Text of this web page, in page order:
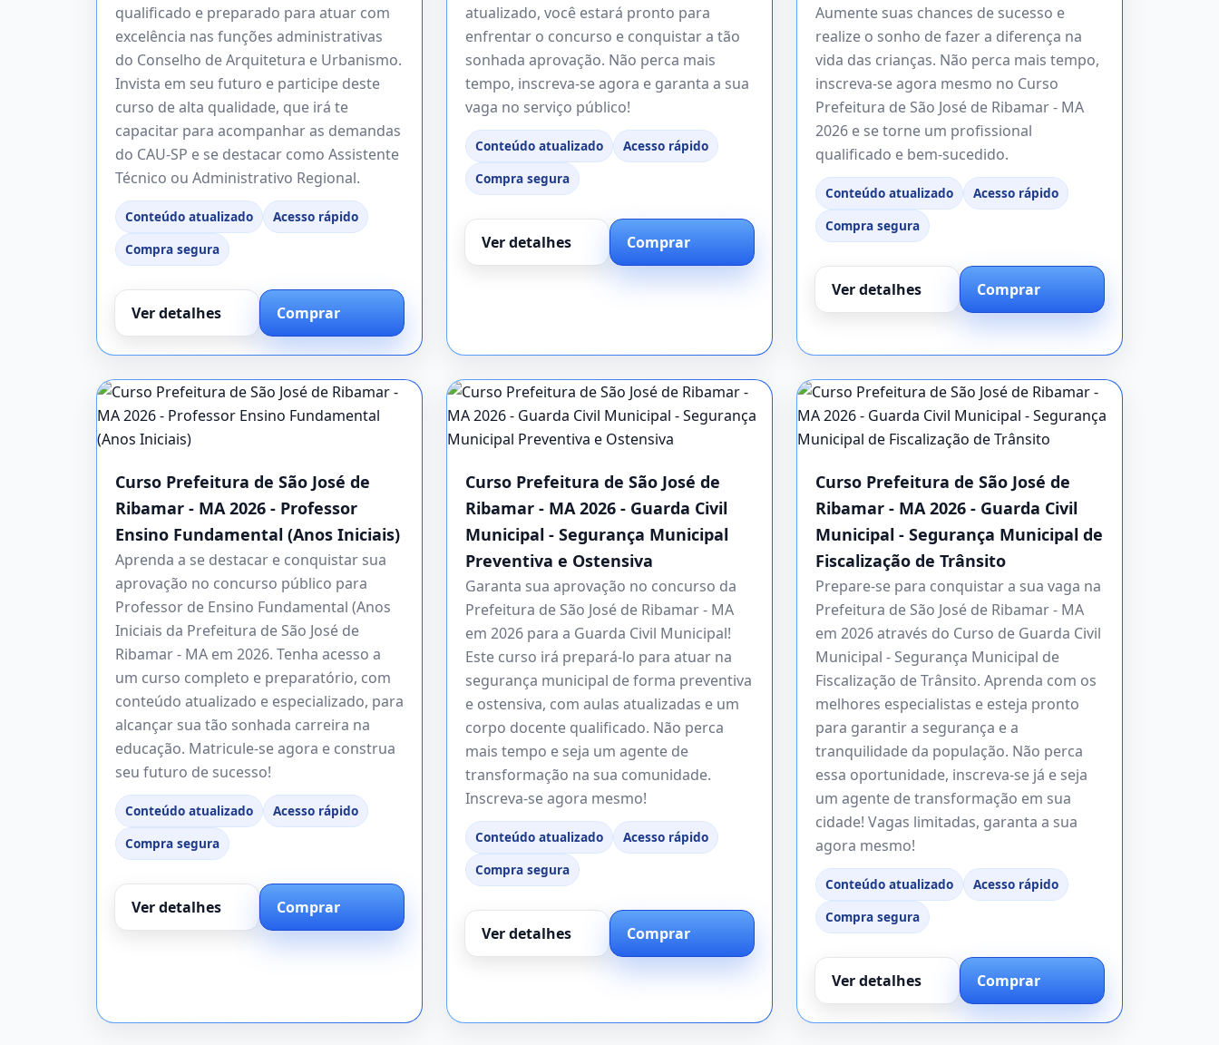
qualificado e preparado para atuar com
excelência nas funções administrativas
do Conselho de Arquitetura e Urbanismo.
Invista em seu futuro e participe deste
curso de alta qualidade, que irá te
capacitar para acompanhar as demandas
do CAU-SP e se destacar como Assistente
Técnico ou Administrativo Regional.
Conteúdo atualizado
Acesso rápido
Compra segura
Ver detalhes Comprar
atualizado, você estará pronto para
enfrentar o concurso e conquistar a tão
sonhada aprovação. Não perca mais
tempo, inscreva-se agora e garanta a sua
vaga no serviço público!
Conteúdo atualizado
Acesso rápido
Compra segura
Ver detalhes Comprar
Aumente suas chances de sucesso e
realize o sonho de fazer a diferença na
vida das crianças. Não perca mais tempo,
inscreva-se agora mesmo no Curso
Prefeitura de São José de Ribamar - MA
2026 e se torne um profissional
qualificado e bem-sucedido.
Conteúdo atualizado
Acesso rápido
Compra segura
Ver detalhes Comprar
Curso Prefeitura de São José de
Ribamar - MA 2026 - Professor
Ensino Fundamental (Anos Iniciais)
Aprenda a se destacar e conquistar sua
aprovação no concurso público para
Professor de Ensino Fundamental (Anos
Iniciais da Prefeitura de São José de
Ribamar - MA em 2026. Tenha acesso a
um curso completo e preparatório, com
conteúdo atualizado e especializado, para
alcançar sua tão sonhada carreira na
educação. Matricule-se agora e construa
seu futuro de sucesso!
Conteúdo atualizado
Acesso rápido
Compra segura
Ver detalhes Comprar
Curso Prefeitura de São José de
Ribamar - MA 2026 - Guarda Civil
Municipal - Segurança Municipal
Preventiva e Ostensiva
Garanta sua aprovação no concurso da
Prefeitura de São José de Ribamar - MA
em 2026 para a Guarda Civil Municipal!
Este curso irá prepará-lo para atuar na
segurança municipal de forma preventiva
e ostensiva, com aulas atualizadas e um
corpo docente qualificado. Não perca
mais tempo e seja um agente de
transformação na sua comunidade.
Inscreva-se agora mesmo!
Conteúdo atualizado
Acesso rápido
Compra segura
Ver detalhes Comprar
Curso Prefeitura de São José de
Ribamar - MA 2026 - Guarda Civil
Municipal - Segurança Municipal de
Fiscalização de Trânsito
Prepare-se para conquistar a sua vaga na
Prefeitura de São José de Ribamar - MA
em 2026 através do Curso de Guarda Civil
Municipal - Segurança Municipal de
Fiscalização de Trânsito. Aprenda com os
melhores especialistas e esteja pronto
para garantir a segurança e a
tranquilidade da população. Não perca
essa oportunidade, inscreva-se já e seja
um agente de transformação em sua
cidade! Vagas limitadas, garanta a sua
agora mesmo!
Conteúdo atualizado
Acesso rápido
Compra segura
Ver detalhes Comprar